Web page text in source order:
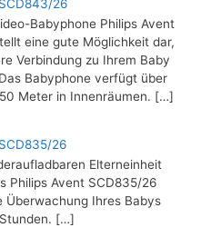
26
Babyphone Philips Avent
eine gute Möglichkeit dar,
Verbindung zu Ihrem Baby
Babyphone verfügt über
Meter in Innenräumen. […]
26
Elterneinheit
Philips Avent SCD835/26
Überwachung Ihres Babys
[…]